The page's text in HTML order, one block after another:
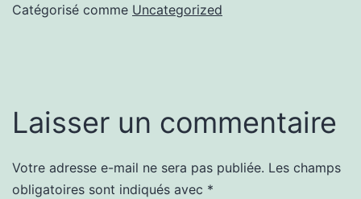
Catégorisé comme Uncategorized
Laisser un commentaire
Votre adresse e-mail ne sera pas publiée. Les champs
obligatoires sont indiqués avec *